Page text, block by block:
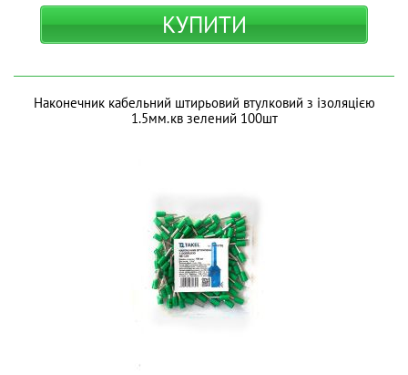
КУПИТИ
Наконечник кабельний штирьовий втулковий з ізоляцією
1.5мм.кв зелений 100шт